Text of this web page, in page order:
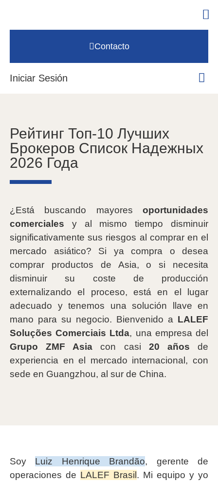
Contacto
Iniciar Sesión
Рейтинг Топ-10 Лучших
Брокеров Список Надежных
2026 Года
¿Está buscando mayores oportunidades
comerciales y al mismo tiempo disminuir
significativamente sus riesgos al comprar en el
mercado asiático? Si ya compra o desea
comprar productos de Asia, o si necesita
disminuir su coste de producción
externalizando el proceso, está en el lugar
adecuado y tenemos una solución llave en
mano para su negocio. Bienvenido a LALEF
Soluções Comerciais Ltda, una empresa del
Grupo ZMF Asia con casi 20 años de
experiencia en el mercado internacional, con
sede en Guangzhou, al sur de China.
Soy Luiz Henrique Brandão, gerente de
operaciones de LALEF Brasil. Mi equipo y yo